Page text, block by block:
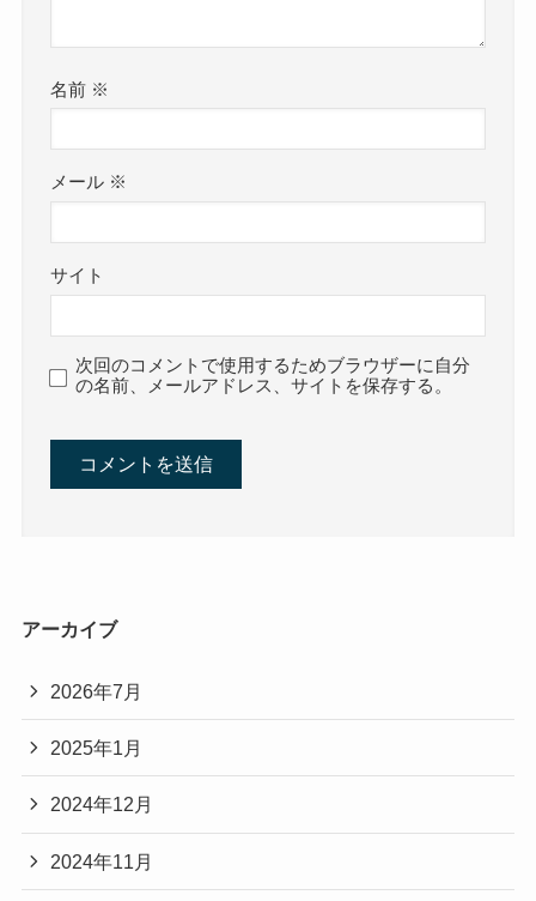
名前 ※
メール ※
サイト
次回のコメントで使用するためブラウザーに自分
の名前、メールアドレス、サイトを保存する。
アーカイブ
2026年7月
2025年1月
2024年12月
2024年11月